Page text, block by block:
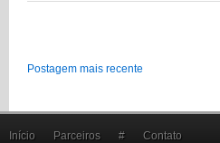
Postagem mais recente
Início Parceiros # Contato